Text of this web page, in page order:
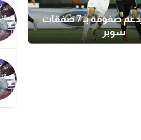
المقاولون يدعم صفوفه بـ 7 صفقات
سوبر